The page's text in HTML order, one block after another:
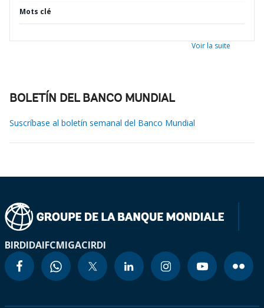
Mots clé
Voir la suite
BOLETÍN DEL BANCO MUNDIAL
Suscríbase al boletín semanal del Banco Mundial
BIRDIDAIFCMIGACIRDI